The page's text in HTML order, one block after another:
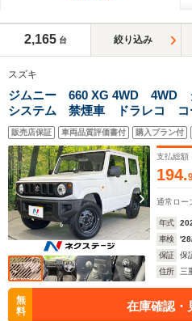
2,165 台 絞り込み
スズキ
ジムニー 660 XG 4WD 4WD
システム 禁煙車 ドラレコ コ
トインETC 純正16インチアル
トライト
販売店保証 車両品質評価書付 購入プラン付
支払総額
194.
通常ロー
年式
車検
保証
保
住所
三
無
料
在庫確認・